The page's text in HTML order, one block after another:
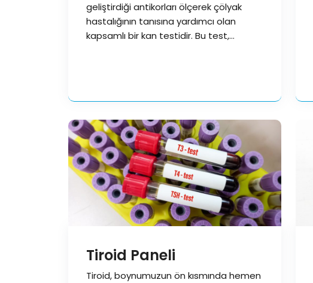
geliştirdiği antikorları ölçerek çölyak
hastalığının tanısına yardımcı olan
kapsamlı bir kan testidir. Bu test,
Tiroid Paneli
Tiroid, boynumuzun ön kısmında hemen